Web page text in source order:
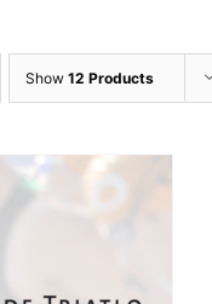
Show 12 Products